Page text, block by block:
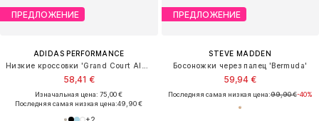
ПРЕДЛОЖЕНИЕ
ADIDAS PERFORMANCE
58,41 €
Изначальная цена: 75,00 €
Последняя самая низкая цена:49,90 €
ПРЕДЛОЖЕНИЕ
STEVE MADDEN
Босоножки через палец 'Bermuda'
59,94 €
Последняя самая низкая цена:99,90 €-40%